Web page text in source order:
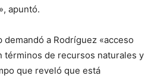
apuntó.
demandó a Rodríguez «acceso
términos de recursos naturales y
que reveló que está